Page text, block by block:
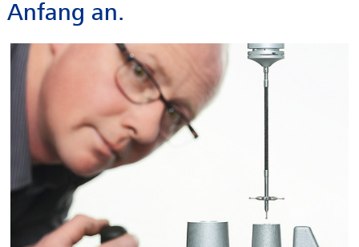
Anfang an.